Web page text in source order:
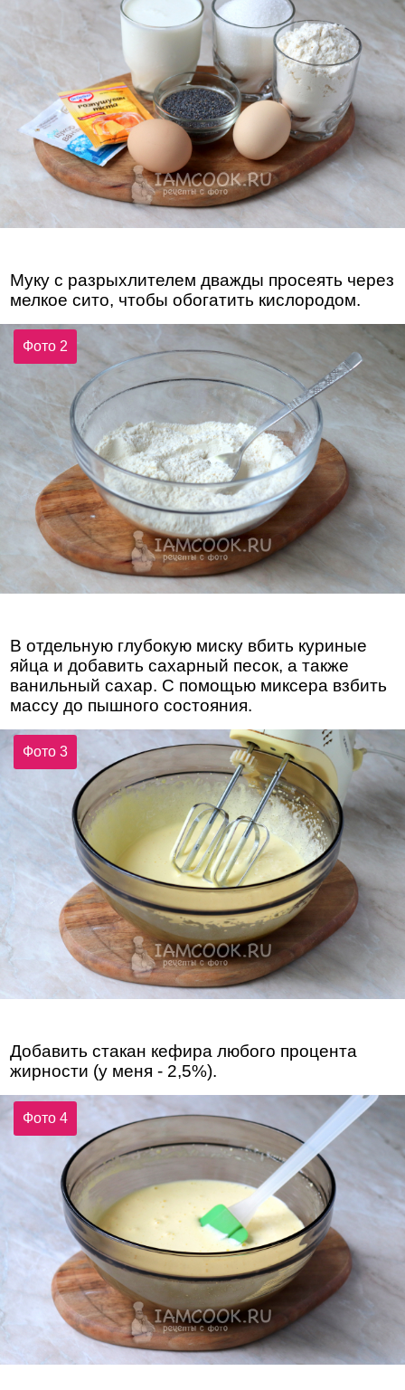
Муку с разрыхлителем дважды просеять через
мелкое сито, чтобы обогатить кислородом.
Фото 2
В отдельную глубокую миску вбить куриные
яйца и добавить сахарный песок, а также
ванильный сахар. С помощью миксера взбить
массу до пышного состояния.
Фото 3
Добавить стакан кефира любого процента
жирности (у меня - 2,5%).
Фото 4